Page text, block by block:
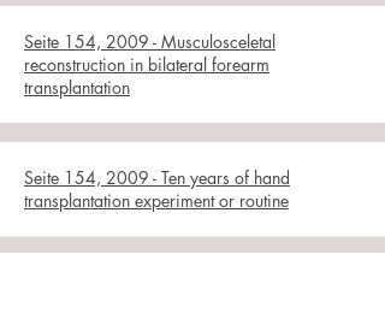
Seite 154, 2009 - Musculosceletal
reconstruction in bilateral forearm
transplantation
Seite 154, 2009 - Ten years of hand
transplantation experiment or routine